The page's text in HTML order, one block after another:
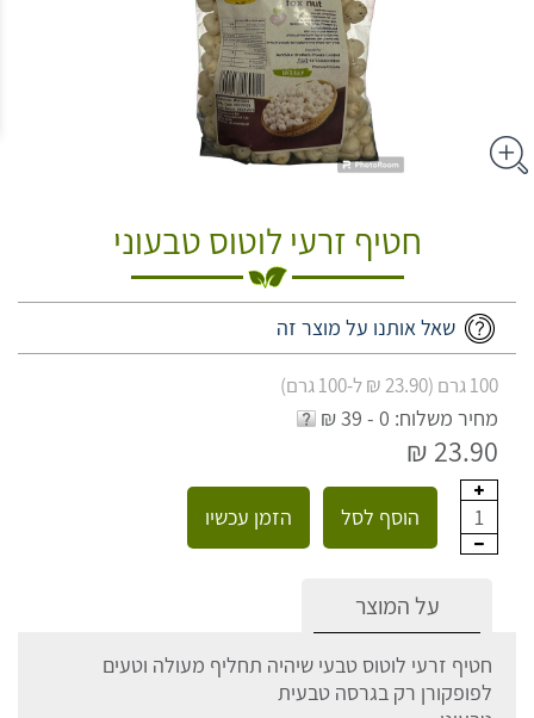
חטיף זרעי לוטוס טבעוני
שאל אותנו על מוצר זה
100 גרם (23.90 ₪ ל-100 גרם)
מחיר משלוח: 0 - 39 ₪
23.90 ₪
1 הוסף לסל הזמן עכשיו
על המוצר
חטיף זרעי לוטוס טבעי שיהיה תחליף מעולה וטעים
לפופקורן רק בגרסה טבעית